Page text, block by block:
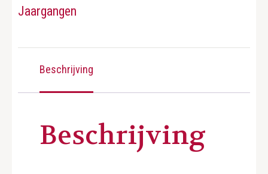
Jaargangen
Beschrijving
Beschrijving